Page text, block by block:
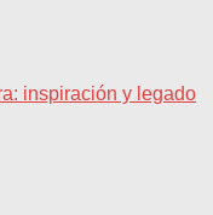
inspiración y legado